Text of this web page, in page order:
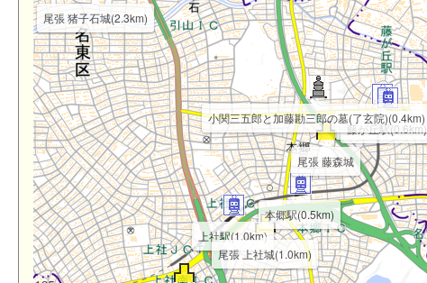
本郷駅(0.5km)
藤が丘駅(0.6km)
藤が丘駅(0.6km)
上社駅(1.0km)
小関三五郎と加藤勘三郎の墓(了玄院)(0.4km)
尾張 藤森城
尾張 上社城(1.0km)
尾張 猪子石城(2.3km)